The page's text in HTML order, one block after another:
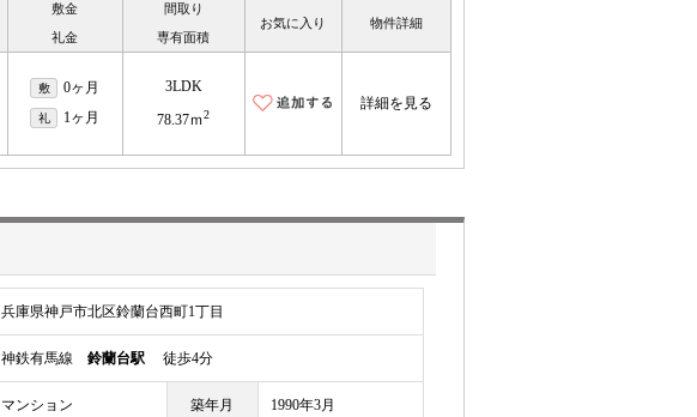
敷金
礼金
間取り
専有面積
お気に入り 物件詳細
敷 0ヶ月
礼 1ヶ月
3LDK
78.37ｍ2
詳細を見る
兵庫県神戸市北区鈴蘭台西町1丁目
神鉄有馬線 鈴蘭台駅徒歩4分
マンション 築年月 1990年3月